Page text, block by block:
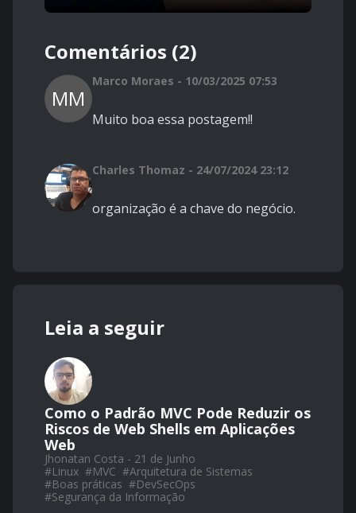
Comentários (2)
MM
Marco Moraes - 10/03/2025 07:53
Muito boa essa postagem!!
Charles Thomaz - 24/07/2024 23:12
organização é a chave do negócio.
Leia a seguir
Como o Padrão MVC Pode Reduzir os
Riscos de Web Shells em Aplicações
Web
Jhonatan Costa - 21 de Junho
#Linux #MVC #Arquitetura de Sistemas
#Boas práticas #DevSecOps
#Segurança da Informação